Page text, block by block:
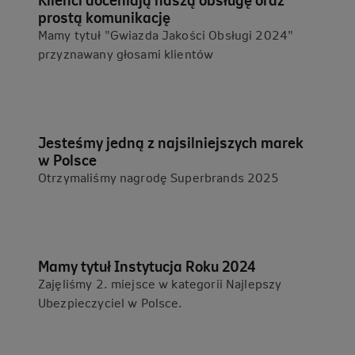
prostą komunikację
Mamy tytuł "Gwiazda Jakości Obsługi 2024"
przyznawany głosami klientów
Jesteśmy jedną z najsilniejszych marek
w Polsce
Otrzymaliśmy nagrodę Superbrands 2025
Mamy tytuł Instytucja Roku 2024
Zajęliśmy 2. miejsce w kategorii Najlepszy
Ubezpieczyciel w Polsce.